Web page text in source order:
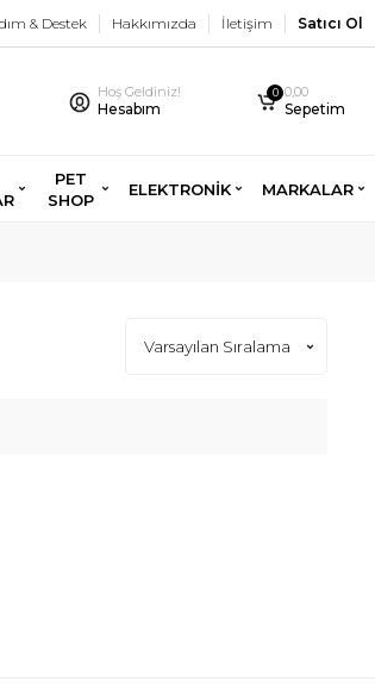
& Destek Hakkımızda İletişim Satıcı Ol
Hoş Geldiniz!
Hesabım
0 0,00
Sepetim
PET
SHOP
ELEKTRONİK MARKALAR